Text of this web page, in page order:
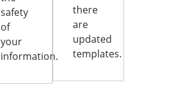
safety
of
your
information.
there
are
updated
templates.